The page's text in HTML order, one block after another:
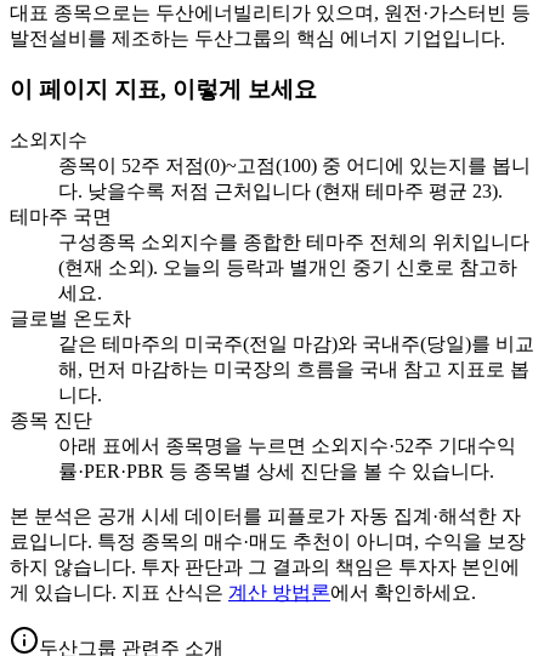
대표 종목으로는 두산에너빌리티가 있으며, 원전·가스터빈 등
발전설비를 제조하는 두산그룹의 핵심 에너지 기업입니다.
이 페이지 지표, 이렇게 보세요
소외지수
종목이 52주 저점(0)~고점(100) 중 어디에 있는지를 봅니
다. 낮을수록 저점 근처입니다 (현재 테마주 평균 23).
테마주 국면
구성종목 소외지수를 종합한 테마주 전체의 위치입니다
(현재 소외). 오늘의 등락과 별개인 중기 신호로 참고하
세요.
글로벌 온도차
같은 테마주의 미국주(전일 마감)와 국내주(당일)를 비교
해, 먼저 마감하는 미국장의 흐름을 국내 참고 지표로 봅
니다.
종목 진단
아래 표에서 종목명을 누르면 소외지수·52주 기대수익
률·PER·PBR 등 종목별 상세 진단을 볼 수 있습니다.
본 분석은 공개 시세 데이터를 피플로가 자동 집계·해석한 자
료입니다. 특정 종목의 매수·매도 추천이 아니며, 수익을 보장
하지 않습니다. 투자 판단과 그 결과의 책임은 투자자 본인에
게 있습니다. 지표 산식은 계산 방법론에서 확인하세요.
두산그룹 관련주 소개